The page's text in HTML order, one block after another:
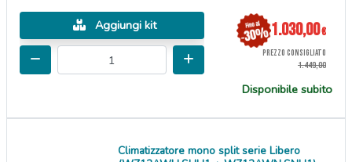
Aggiungi kit 1.030,00€
PREZZO CONSIGLIATO
1.449,00
Disponibile subito
Climatizzatore mono split serie Libero